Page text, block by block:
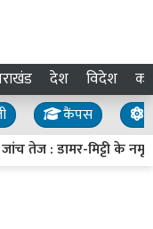
देश विदेश
कैंपस
तेज : डामर-मिट्टी के नमूने